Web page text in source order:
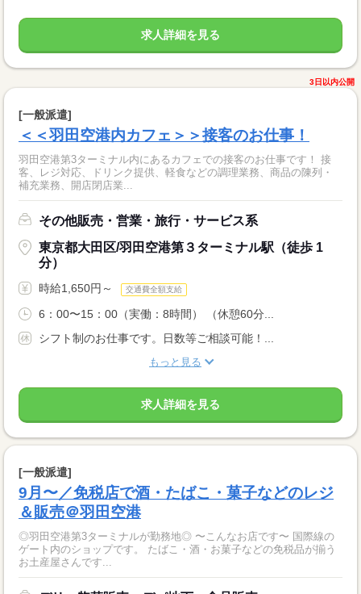
求人詳細を見る
3日以内公開
[一般派遣]
＜＜羽田空港内カフェ＞＞接客のお仕事！
羽田空港第3ターミナル内にあるカフェでの接客のお仕事です！ 接
客、レジ対応、ドリンク提供、軽食などの調理業務、商品の陳列・
補充業務、開店閉店業...
その他販売・営業・旅行・サービス系
東京都大田区/羽田空港第３ターミナル駅（徒歩 1
分）
時給1,650円～ 交通費全額支給
6：00〜15：00（実働：8時間） （休憩60分...
シフト制のお仕事です。日数等ご相談可能！...
もっと見る
求人詳細を見る
[一般派遣]
9月〜／免税店で酒・たばこ・菓子などのレジ
＆販売＠羽田空港
◎羽田空港第3ターミナルが勤務地◎ 〜こんなお店です〜 国際線の
ゲート内のショップです。 たばこ・酒・お菓子などの免税品が揃う
お土産屋さんです...